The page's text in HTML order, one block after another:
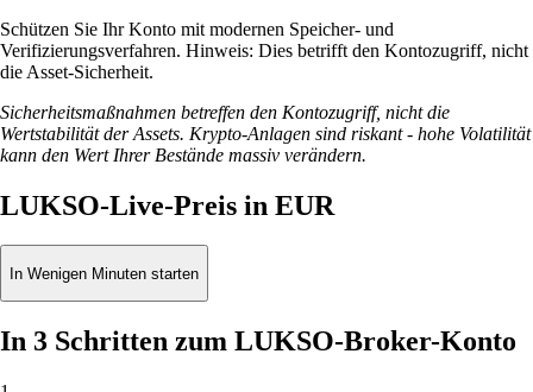
Schützen Sie Ihr Konto mit modernen Speicher- und
Verifizierungsverfahren. Hinweis: Dies betrifft den Kontozugriff, nicht
die Asset-Sicherheit.
Sicherheitsmaßnahmen betreffen den Kontozugriff, nicht die
Wertstabilität der Assets. Krypto-Anlagen sind riskant - hohe Volatilität
kann den Wert Ihrer Bestände massiv verändern.
LUKSO-Live-Preis in EUR
In Wenigen Minuten starten
In 3 Schritten zum LUKSO-Broker-Konto